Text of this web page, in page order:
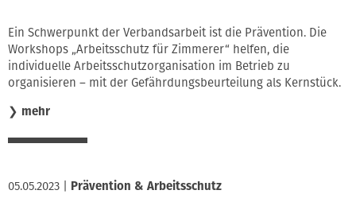
Ein Schwerpunkt der Verbandsarbeit ist die Prävention. Die
Workshops „Arbeitsschutz für Zimmerer“ helfen, die
individuelle Arbeitsschutzorganisation im Betrieb zu
organisieren – mit der Gefährdungsbeurteilung als Kernstück.
❯ mehr
05.05.2023 Prävention & Arbeitsschutz